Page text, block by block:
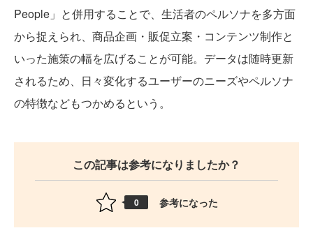
People」と併用することで、生活者のペルソナを多方面
から捉えられ、商品企画・販促立案・コンテンツ制作と
いった施策の幅を広げることが可能。データは随時更新
されるため、日々変化するユーザーのニーズやペルソナ
の特徴などもつかめるという。
この記事は参考になりましたか？
0 参考になった